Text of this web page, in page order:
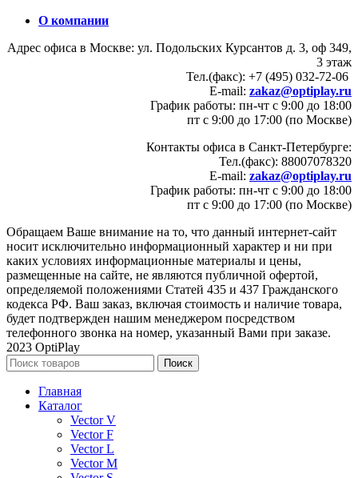
О компании
Адрес офиса в Москве: ул. Подольских Курсантов д. 3, оф 349,
3 этаж
Тел.(факс): +7 (495) 032-72-06
E-mail: zakaz@optiplay.ru
График работы: пн-чт с 9:00 до 18:00
пт с 9:00 до 17:00 (по Москве)
Контакты офиса в Санкт-Петербурге:
Тел.(факс): 88007078320
E-mail: zakaz@optiplay.ru
График работы: пн-чт с 9:00 до 18:00
пт с 9:00 до 17:00 (по Москве)
Обращаем Ваше внимание на то, что данный интернет-сайт
носит исключительно информационный характер и ни при
каких условиях информационные материалы и цены,
размещенные на сайте, не являются публичной офертой,
определяемой положениями Статей 435 и 437 Гражданского
кодекса РФ. Ваш заказ, включая стоимость и наличие товара,
будет подтвержден нашим менеджером посредством
телефонного звонка на номер, указанный Вами при заказе.
2023 OptiPlay
Поиск
Главная
Каталог
Vector V
Vector F
Vector L
Vector M